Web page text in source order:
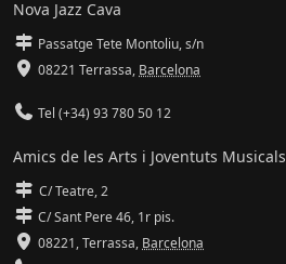
Nova Jazz Cava
Passatge Tete Montoliu, s/n
08221 Terrassa, Barcelona
Tel (+34) 93 780 50 12
Amics de les Arts i Joventuts Musicals
C/ Teatre, 2
C/ Sant Pere 46, 1r pis.
08221,Terrassa, Barcelona